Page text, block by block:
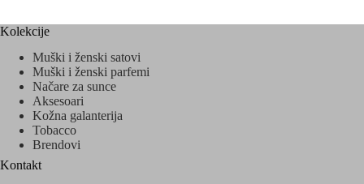
Kolekcije
Muški i ženski satovi
Muški i ženski parfemi
Načare za sunce
Aksesoari
Kožna galanterija
Tobacco
Brendovi
Kontakt